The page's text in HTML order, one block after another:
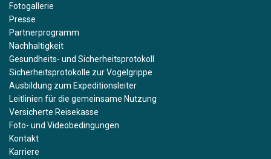
Fotogallerie
Presse
Partnerprogramm
Nachhaltigkeit
Gesundheits- und Sicherheitsprotokoll
Sicherheitsprotokolle zur Vogelgrippe
Ausbildung zum Expeditionsleiter
Leitlinien für die gemeinsame Nutzung
Versicherte Reisekasse
Foto- und Videobedingungen
Kontakt
Karriere